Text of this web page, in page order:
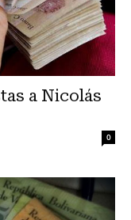
a Nicolás
0